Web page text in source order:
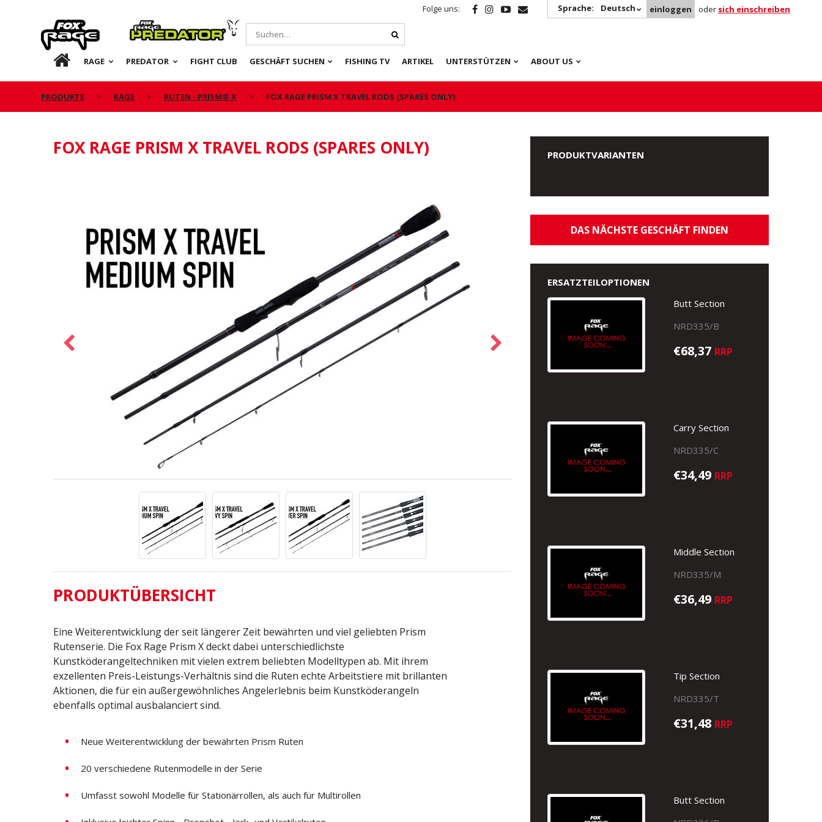
Folge uns: Sprache: Deutsch einloggen oder sich einschreiben
Rage Predator
DE RAGE PREDATOR FIGHT CLUB GESCHÄFT SUCHEN FISHING TV ARTIKEL UNTERSTÜTZEN ABOUT US
PRODUKTE RAGE RUTEN - PRISM® X FOX RAGE PRISM X TRAVEL RODS (SPARES ONLY)
FOX RAGE PRISM X TRAVEL RODS (SPARES ONLY)
PRODUKTÜBERSICHT
Eine Weiterentwicklung der seit längerer Zeit bewährten und viel geliebten Prism
Rutenserie. Die Fox Rage Prism X deckt dabei unterschiedlichste
Kunstköderangeltechniken mit vielen extrem beliebten Modelltypen ab. Mit ihrem
exzellenten Preis-Leistungs-Verhältnis sind die Ruten echte Arbeitstiere mit brillanten
Aktionen, die für ein außergewöhnliches Angelerlebnis beim Kunstköderangeln
ebenfalls optimal ausbalanciert sind.
Neue Weiterentwicklung der bewährten Prism Ruten
20 verschiedene Rutenmodelle in der Serie
Umfasst sowohl Modelle für Stationärrollen, als auch für Multirollen
PRODUKTVARIANTEN
DAS NÄCHSTE GESCHÄFT FINDEN
ERSATZTEILOPTIONEN
Butt Section
NRD335/B
€68,37 RRP
Carry Section
NRD335/C
€34,49 RRP
Middle Section
NRD335/M
€36,49 RRP
Tip Section
NRD335/T
€31,48 RRP
Butt Section